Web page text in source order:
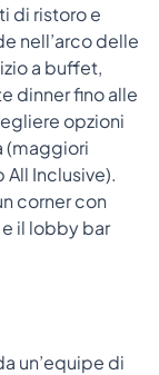
di ristoro e
nell’arco delle
a buffet,
dinner fino alle
opzioni
(maggiori
Inclusive).
corner con
il lobby bar
un’equipe di